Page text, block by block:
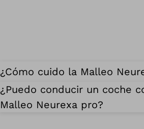
¿Cómo cuido la Malleo
¿Puedo conducir un coche
Malleo Neurexa pro?